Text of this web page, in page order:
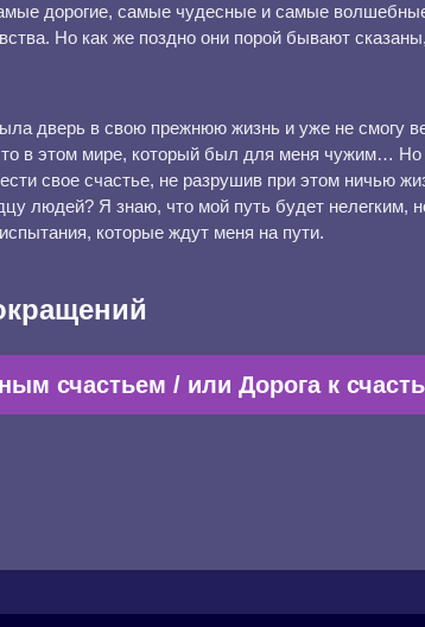
дорогие, самые чудесные и самые
Но как же поздно они порой бывают
дверь в свою прежнюю жизнь и уже не смогу
в этом мире, который был для меня чужим…
свое счастье, не разрушив при этом ничью
людей? Я знаю, что мой путь будет нелегким,
которые ждут меня на пути.
счастьем / или Дорога к